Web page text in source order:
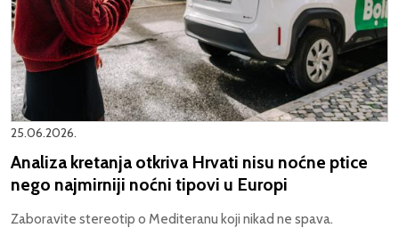
25.06.2026.
Analiza kretanja otkriva Hrvati nisu noćne ptice
nego najmirniji noćni tipovi u Europi
Zaboravite stereotip o Mediteranu koji nikad ne spava.